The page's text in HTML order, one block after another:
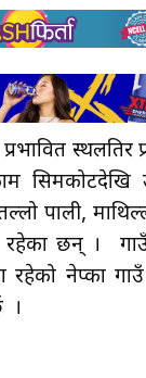
प्रभावित
सिमकोटदेखि
पाली,
छन् ।
रहेको नेप्का